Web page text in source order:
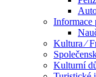
Informace
Kultura ⁄
Kulturní